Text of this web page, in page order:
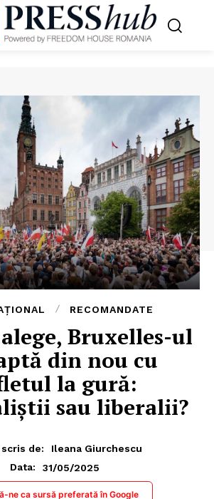
RECOMANDATE
Bruxelles-ul
din nou cu
la gură:
sau liberalii?
de:
Ileana Giurchescu
Data:
31/05/2025
ne ca sursă preferată în Google